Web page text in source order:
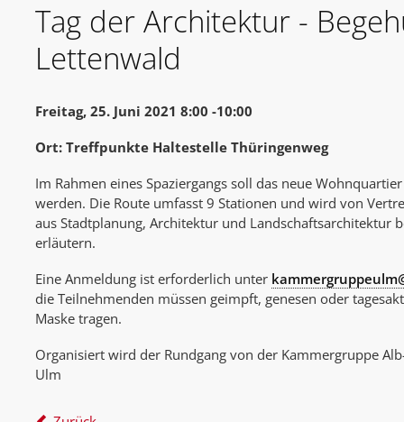
Tag der Architektur -
Lettenwald
Freitag, 25. Juni 2021 8:00 -10:00
Ort: Treffpunkte Haltestelle Thüringenweg
Im Rahmen eines Spaziergangs soll das neue
werden. Die Route umfasst 9 Stationen und wird von
aus Stadtplanung, Architektur und Landschaftsarchitektur
erläutern.
Eine Anmeldung ist erforderlich unter
die Teilnehmenden müssen geimpft, genesen oder
Maske tragen.
Organisiert wird der Rundgang von der Kammergruppe
Ulm